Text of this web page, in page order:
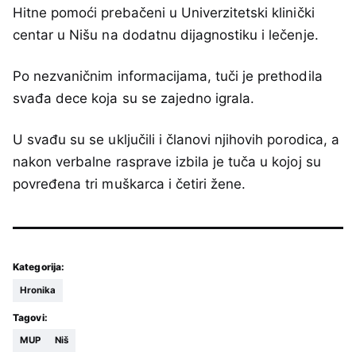
Hitne pomoći prebačeni u Univerzitetski klinički
centar u Nišu na dodatnu dijagnostiku i lečenje.
Po nezvaničnim informacijama, tuči je prethodila
svađa dece koja su se zajedno igrala.
U svađu su se uključili i članovi njihovih porodica, a
nakon verbalne rasprave izbila je tuča u kojoj su
povređena tri muškarca i četiri žene.
Kategorija:
Hronika
Tagovi:
MUP Niš